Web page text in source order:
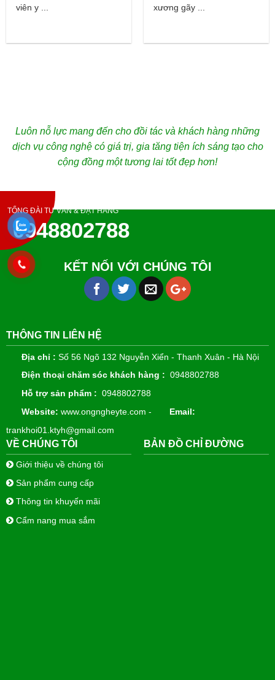
viên y ...
xương gãy ...
Luôn nỗ lực mang đến cho đồi tác và khách hàng những
dịch vụ công nghệ có giá trị, gia tăng tiện ích sáng tạo cho
cộng đồng một tương lai tốt đẹp hơn!
TỔNG ĐÀI TƯ VẤN & ĐẶT HÀNG
0948802788
KẾT NỐI VỚI CHÚNG TÔI
THÔNG TIN LIÊN HỆ
Địa chỉ : Số 56 Ngõ 132 Nguyễn Xiển - Thanh Xuân - Hà Nội
Điện thoại chăm sóc khách hàng : 0948802788
Hỗ trợ sản phẩm : 0948802788
Website: www.ongngheyte.com -
Email:
trankhoi01.ktyh@gmail.com
VỀ CHÚNG TÔI
Giới thiệu về chúng tôi
Sản phẩm cung cấp
Thông tin khuyến mãi
Cẩm nang mua sắm
BẢN ĐỒ CHỈ ĐƯỜNG